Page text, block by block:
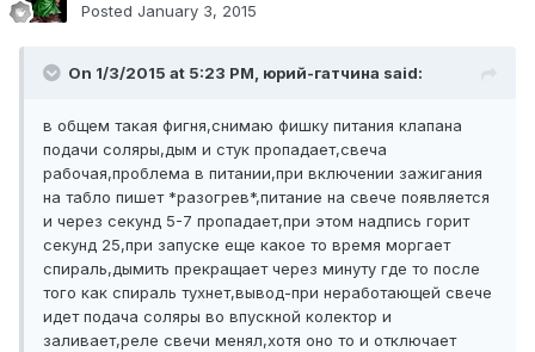
Posted January 3, 2015
On 1/3/2015 at 5:23 PM, юрий-гатчина said:
в общем такая фигня,снимаю фишку питания клапана
подачи соляры,дым и стук пропадает,свеча
рабочая,проблема в питании,при включении зажигания
на табло пишет *разогрев*,питание на свече появляется
и через секунд 5-7 пропадает,при этом надпись горит
секунд 25,при запуске еще какое то время моргает
спираль,дымить прекращает через минуту где то после
того как спираль тухнет,вывод-при неработающей свече
идет подача соляры во впускной колектор и
заливает,реле свечи менял,хотя оно то и отключает